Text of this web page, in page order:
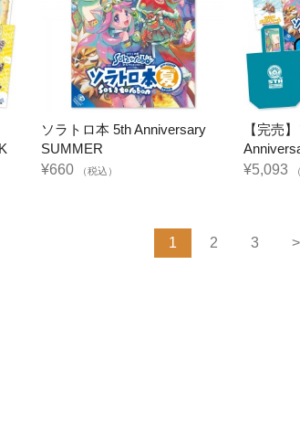
ソラトロ本 5th Anniversary
SUMMER
¥660
（税込）
【完売
¥5,093
1 2 3 >